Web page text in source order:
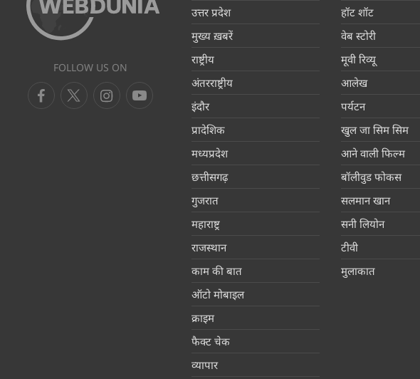
FOLLOW US ON
उत्तर प्रदेश
मुख्य ख़बरें
राष्ट्रीय
अंतरराष्ट्रीय
इंदौर
प्रादेशिक
मध्यप्रदेश
छत्तीसगढ़
गुजरात
महाराष्ट्र
राजस्थान
काम की बात
ऑटो मोबाइल
क्राइम
फैक्ट चेक
व्यापार
हॉट शॉट
वेब स्टोरी
मूवी रिव्यू
आलेख
पर्यटन
खुल जा सिम सिम
आने वाली फिल्म
बॉलीवुड फोकस
सलमान खान
सनी लियोन
टीवी
मुलाकात